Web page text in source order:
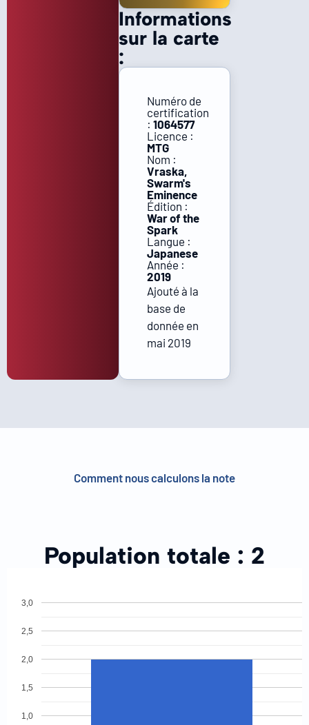
Informations
sur la carte
:
Numéro de
certification
: 1064577
Licence :
MTG
Nom :
Vraska,
Swarm's
Eminence
Édition :
War of the
Spark
Langue :
Japanese
Année :
2019
Ajouté à la
base de
donnée en
mai 2019
Comment nous calculons la note
Population totale : 2
1,0
1,5
2,0
2,5
3,0